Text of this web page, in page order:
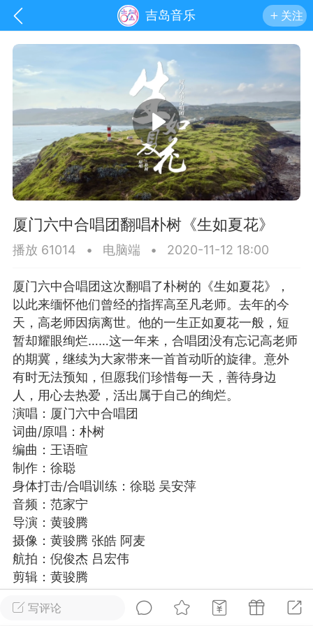
吉岛音乐 关注
手机 系统 网站
游戏 兴趣 美图
问答 闲谈 官方
任务
网络
VIP 7
29 21:24
电脑端
Laptop Go 2镜像
网盘下载
Laptop Go 2 i5/8/128 – Windows
写评论
厦门六中合唱团翻唱朴树《生如夏花》
播放 61014 • 电脑端 • 2020-11-12 18:00
厦门六中合唱团这次翻唱了朴树的《生如夏花》，
以此来缅怀他们曾经的指挥高至凡老师。去年的今
天，高老师因病离世。他的一生正如夏花一般，短
暂却耀眼绚烂……这一年来，合唱团没有忘记高老师
的期冀，继续为大家带来一首首动听的旋律。意外
有时无法预知，但愿我们珍惜每一天，善待身边
人，用心去热爱，活出属于自己的绚烂。
演唱：厦门六中合唱团
词曲/原唱：朴树
编曲：王语暄
制作：徐聪
身体打击/合唱训练：徐聪 吴安萍
音频：范家宁
导演：黄骏腾
摄像：黄骏腾 张皓 阿麦
航拍：倪俊杰 吕宏伟
剪辑：黄骏腾
脚本：鲍樟青